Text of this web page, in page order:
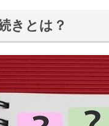
きとは？